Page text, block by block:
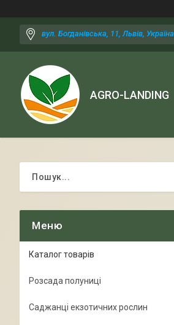
вул. Богданівська, 11, Львів, Україна
AGRO-LANDING
Каталог товарів
Розсада полуниці
Саджанці екзотичних рослин